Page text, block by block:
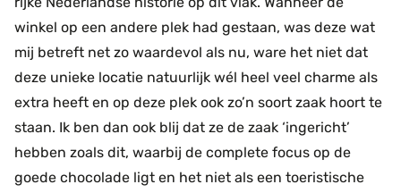
winkel op een andere plek had gestaan, was deze wat
mij betreft net zo waardevol als nu, ware het niet dat
deze unieke locatie natuurlijk wél heel veel charme als
extra heeft en op deze plek ook zo’n soort zaak hoort te
staan. Ik ben dan ook blij dat ze de zaak ‘ingericht’
hebben zoals dit, waarbij de complete focus op de
goede chocolade ligt en het niet als een toeristische